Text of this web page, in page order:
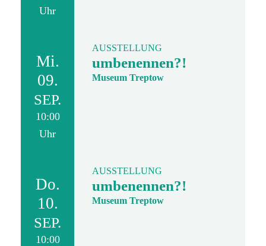
Uhr
Mi.
09.
SEP.
10:00
Uhr
AUSSTELLUNG
umbenennen?!
Museum Treptow
Do.
10.
SEP.
10:00
AUSSTELLUNG
umbenennen?!
Museum Treptow